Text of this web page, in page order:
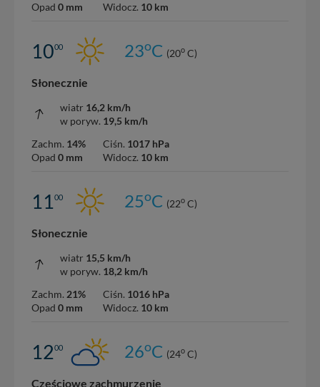
Opad 0 mm
Widocz. 10 km
1000 23oC (20o C)
Słonecznie
wiatr 16,2 km/h
w poryw. 19,5 km/h
Zachm. 14%
Opad 0 mm
Ciśn. 1017 hPa
Widocz. 10 km
1100 25oC (22o C)
Słonecznie
wiatr 15,5 km/h
w poryw. 18,2 km/h
Zachm. 21%
Opad 0 mm
Ciśn. 1016 hPa
Widocz. 10 km
1200 26oC (24o C)
Częściowe zachmurzenie